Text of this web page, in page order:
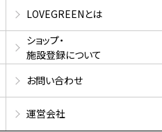
LOVEGREENとは
ショップ・
施設登録について
お問い合わせ
運営会社